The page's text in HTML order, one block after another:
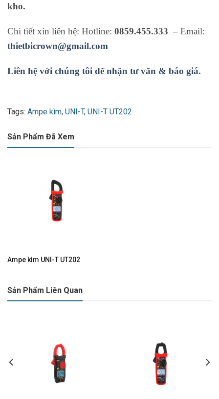
kho.
Chi tiết xin liên hệ: Hotline: 0859.455.333 – Email:
thietbicrown@gmail.com
Liên hệ với chúng tôi để nhận tư vấn & báo giá.
Tags: Ampe kìm, UNI-T, UNI-T UT202
Sản Phẩm Đã Xem
Ampe kìm UNI-T UT202
Sản Phẩm Liên Quan